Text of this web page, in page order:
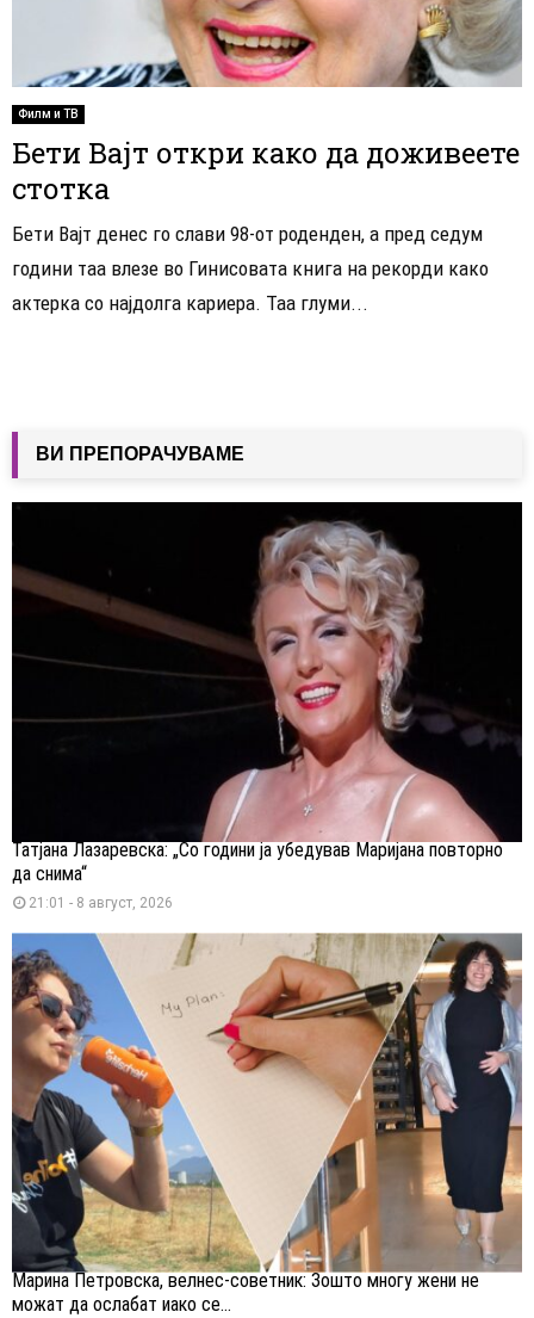
Филм и ТВ
Бети Вајт откри како да доживеете
стотка
Бети Вајт денес го слави 98-от роденден, а пред седум
години таа влезе во Гинисовата книга на рекорди како
актерка со најдолга кариера. Таа глуми...
ВИ ПРЕПОРАЧУВАМЕ
Татјана Лазаревска: „Со години ја убедував Маријана повторно
да снима“
21:01 - 8 август, 2026
Марина Петровска, велнес-советник: Зошто многу жени не
можат да ослабат иако се...